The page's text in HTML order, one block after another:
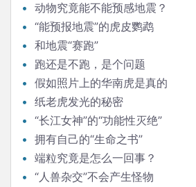
动物究竟能不能预感地震？
“能预报地震”的虎皮鹦鹉
和地震“赛跑”
跑还是不跑，是个问题
假如照片上的华南虎是真的
纸老虎发光的秘密
“长江女神”的“功能性灭绝”
拥有自己的“生命之书”
端粒究竟是怎么一回事？
“人兽杂交”不会产生怪物